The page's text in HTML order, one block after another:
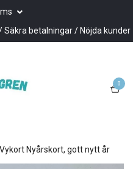
Säkra betalningar / Nöjda kunder
0
Vykort Nyårskort, gott nytt år